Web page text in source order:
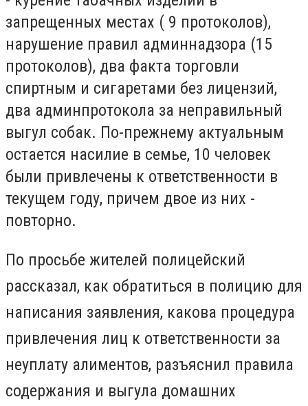
запрещенных местах ( 9 протоколов),
нарушение правил админнадзора (15
протоколов), два факта торговли
спиртным и сигаретами без лицензий,
два админпротокола за неправильный
выгул собак. По-прежнему актуальным
остается насилие в семье, 10 человек
были привлечены к ответственности в
текущем году, причем двое из них -
повторно.
По просьбе жителей полицейский
рассказал, как обратиться в полицию для
написания заявления, какова процедура
привлечения лиц к ответственности за
неуплату алиментов, разъяснил правила
содержания и выгула домашних